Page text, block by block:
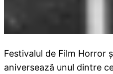
Festivalul de Film Horror
aniversează unul dintre